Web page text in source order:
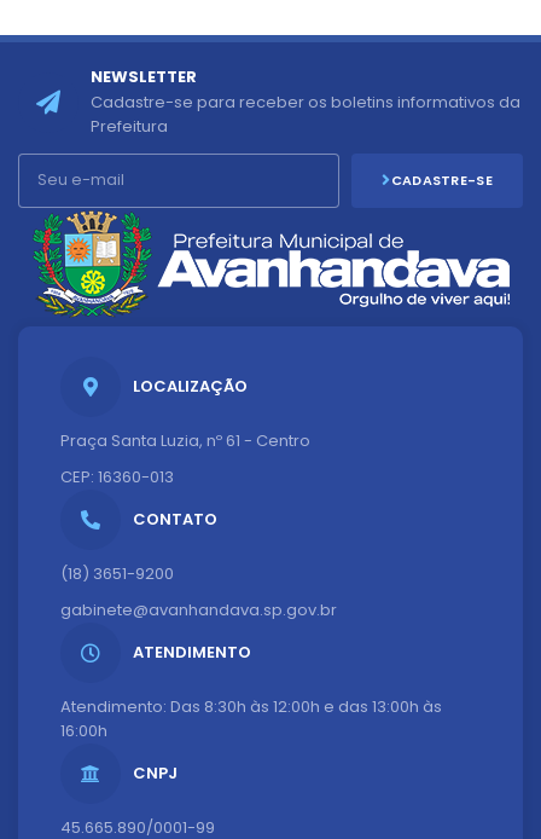
LOCALIZAÇÃO
Praça Santa Luzia, nº 61 - Centro
CEP: 16360-013
CONTATO
(18) 3651-9200
gabinete@avanhandava.sp.gov.br
ATENDIMENTO
Atendimento: Das 8:30h às 12:00h e das 13:00h às
16:00h
CNPJ
45.665.890/0001-99
NEWSLETTER
Cadastre-se para receber os boletins informativos da
Prefeitura
CADASTRE-SE